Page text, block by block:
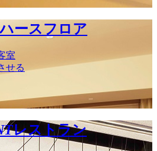
ハースフロア
室
せる
レストラン